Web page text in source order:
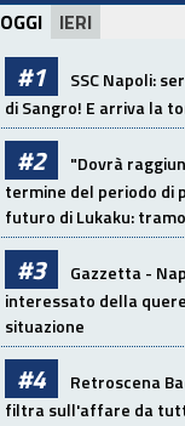
OGGI IERI
#1
SSC Napoli:
di Sangro! E arriva la
#2
"Dovrà
termine del periodo di
futuro di Lukaku:
#3
Gazzetta -
interessato della
situazione
#4
Retroscena
filtra sull'affare da